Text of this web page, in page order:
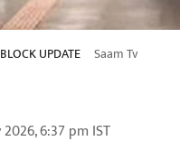
UPDATE Saam Tv
6:37 pm IST